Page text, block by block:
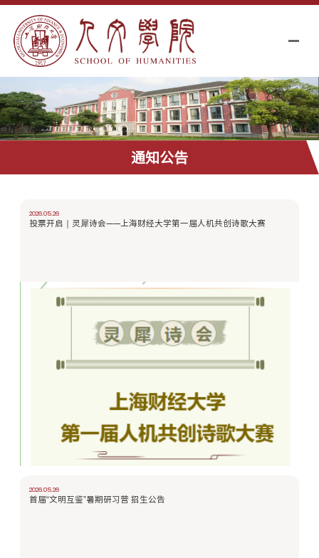
通知公告
2026.05.26
投票开启｜灵犀诗会——上海财经大学第一届人机共创诗歌大赛
2026.05.26
首届“文明互鉴”暑期研习营 招生公告